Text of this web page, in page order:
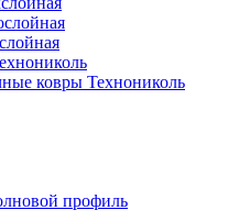
ковры Технониколь
профиль